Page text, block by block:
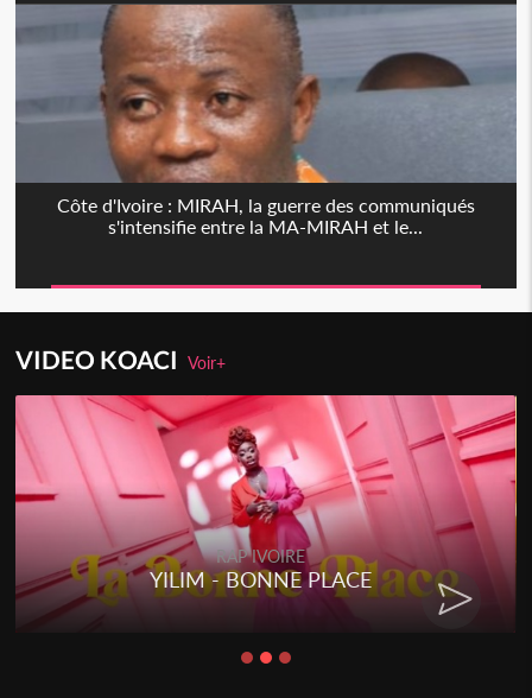
Côte d'Ivoire : MIRAH, la guerre des communiqués
s'intensifie entre la MA-MIRAH et le...
VIDEO KOACIVoir+
RAP IVOIRE
YILIM - BONNE PLACE